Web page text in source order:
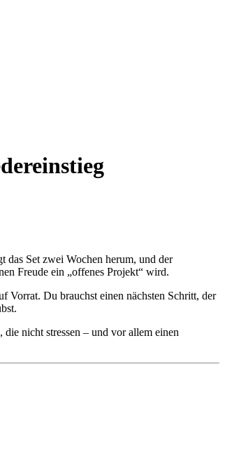
das Set zwei Wochen herum, und der
Freude ein „offenes Projekt“ wird.
Vorrat. Du brauchst einen nächsten Schritt, der
nicht stressen – und vor allem einen